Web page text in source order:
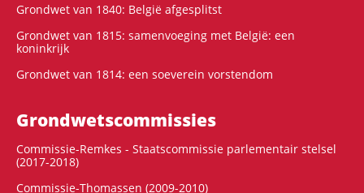
Grondwet van 1840: België afgesplitst
Grondwet van 1815: samenvoeging met België: een
koninkrijk
Grondwet van 1814: een soeverein vorstendom
Grondwets­commissies
Commissie-Remkes - Staatscommissie parlementair stelsel
(2017-2018)
Commissie-Thomassen (2009-2010)